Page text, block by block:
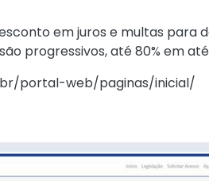
em juros e multas
progressivos, até 80% em
portal-web/paginas/inicial/